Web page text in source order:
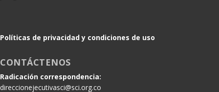
Políticas de privacidad y condiciones de uso
CONTÁCTENOS
Radicación correspondencia:
direccionejecutivasci@sci.org.co